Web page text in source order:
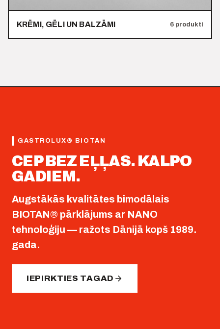
KRĒMI, GĒLI UN BALZĀMI 6 produkti
GASTROLUX® BIOTAN
CEP BEZ EĻĻAS. KALPO
GADIEM.
Augstākās kvalitātes bimodālais
BIOTAN® pārklājums ar NANO
tehnoloģiju — ražots Dānijā kopš 1989.
gada.
IEPIRKTIES TAGAD